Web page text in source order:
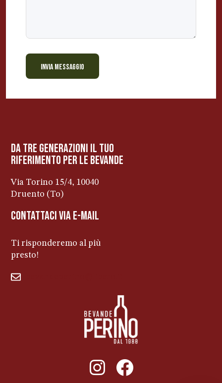
INVIA MESSAGGIO
da tre generazioni il tuo
riferimento per le bevanDe
Via Torino 15/4, 10040
Druento (To)
contattaci via e-mail
Ti risponderemo al più
presto!
011ENTERPRISE.COM